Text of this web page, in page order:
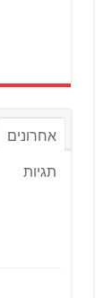
אחרונים
תגיות